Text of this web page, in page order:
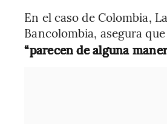
En el caso de Colombia,
Bancolombia, asegura
“parecen de alguna